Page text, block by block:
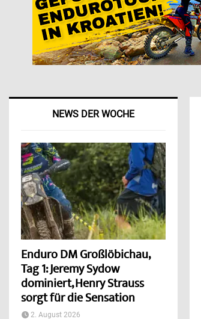
NEWS DER WOCHE
Enduro DM Großlöbichau,
Tag 1: Jeremy Sydow
dominiert, Henry Strauss
sorgt für die Sensation
2. August 2026